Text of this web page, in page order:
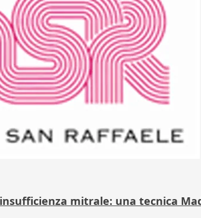
mitrale: una tecnica